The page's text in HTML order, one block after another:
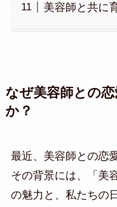
美容師と共に
なぜ美容師との
か？
最近、美容師との恋
その背景には、「美
の魅力と、私たちの